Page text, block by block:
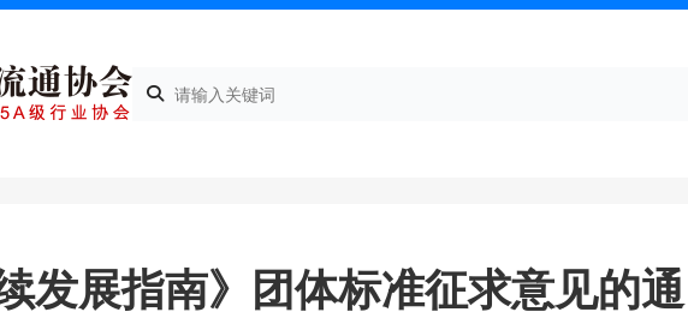
发展指南》团体标准征求意见的通